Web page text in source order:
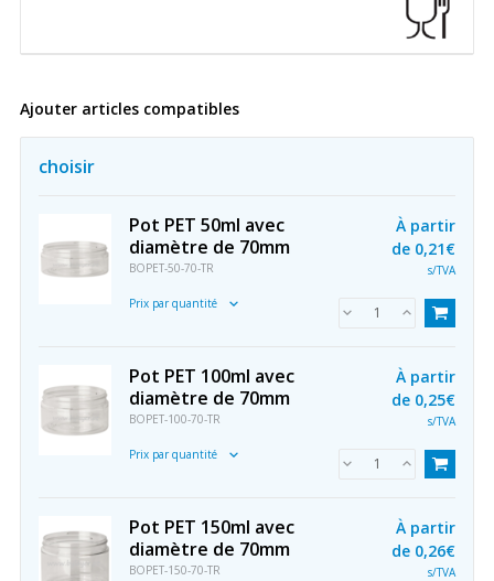
Ajouter articles compatibles
choisir
Pot PET 50ml avec
diamètre de 70mm
BOPET-50-70-TR
Prix par quantité
À partir
de 0,21€
s/TVA
Pot PET 100ml avec
diamètre de 70mm
BOPET-100-70-TR
Prix par quantité
À partir
de 0,25€
s/TVA
Pot PET 150ml avec
diamètre de 70mm
BOPET-150-70-TR
À partir
de 0,26€
s/TVA